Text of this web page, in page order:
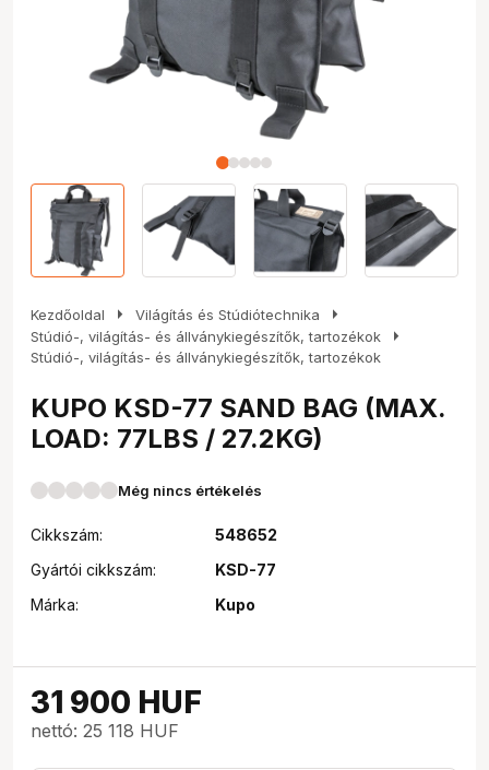
Kezdőoldal arrow_right Világítás és Stúdiótechnika arrow_right
Stúdió-, világítás- és állványkiegészítők, tartozékok arrow_right
Stúdió-, világítás- és állványkiegészítők, tartozékok
KUPO KSD-77 SAND BAG (MAX.
LOAD: 77LBS / 27.2KG)
Még nincs értékelés
Cikkszám:
548652
Gyártói cikkszám:
KSD-77
Márka:
Kupo
31 900 HUF
nettó: 25 118 HUF